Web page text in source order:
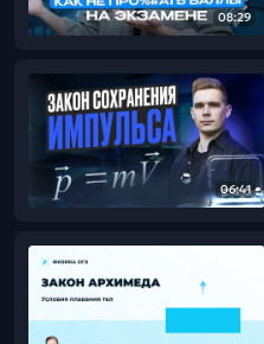
08:29
06:41